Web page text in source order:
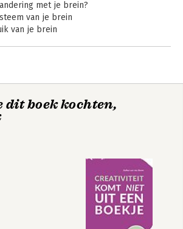
kennis over het brein, waarbij het
praktisch toe kunnen passen van de
kennis altijd voorop staat.
met je brein?
van je brein
van je brein
herkennen en verminderen
van beweging
dit boek kochten,